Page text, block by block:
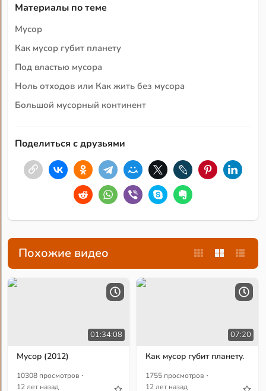
Материалы по теме
Мусор
Как мусор губит планету
Под властью мусора
Ноль отходов или Как жить без мусора
Большой мусорный континент
Поделиться с друзьями
Похожие видео
01:34:08
Мусор (2012)
10308 просмотров ·
12 лет назад
07:20
Как мусор губит планету.
1755 просмотров ·
12 лет назад